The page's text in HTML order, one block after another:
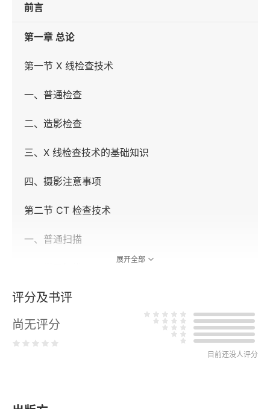
前言
第一章 总论
第一节 X 线检查技术
一、普通检查
二、造影检查
三、X 线检查技术的基础知识
四、摄影注意事项
第二节 CT 检查技术
一、普通扫描
三、CT 特殊检查
四、CT 扫描注意事项
展开全部
评分及书评
尚无评分
目前还没人评分